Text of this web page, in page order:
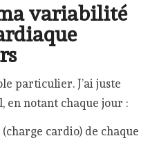
variabilité
particulier. J’ai juste
en notant chaque jour :
cardio) de chaque